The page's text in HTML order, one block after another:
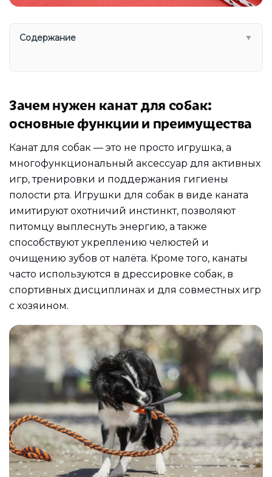
Содержание ▼
Зачем нужен канат для собак:
основные функции и преимущества
Канат для собак — это не просто игрушка, а
многофункциональный аксессуар для активных
игр, тренировки и поддержания гигиены
полости рта. Игрушки для собак в виде каната
имитируют охотничий инстинкт, позволяют
питомцу выплеснуть энергию, а также
способствуют укреплению челюстей и
очищению зубов от налёта. Кроме того, канаты
часто используются в дрессировке собак, в
спортивных дисциплинах и для совместных игр
с хозяином.